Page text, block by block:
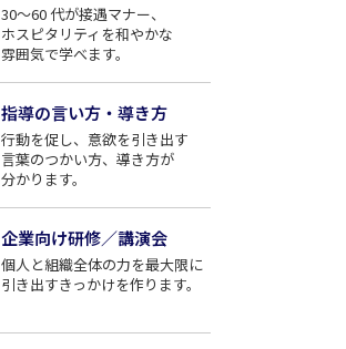
30〜60 代が接遇マナー、
ホスピタリティを和やかな
雰囲気で学べます。
指導の⾔い⽅・導き⽅
⾏動を促し、意欲を引き出す
⾔葉のつかい⽅、導き⽅が
分かります。
企業向け研修／講演会
個⼈と組織全体の⼒を最⼤限に
引き出すきっかけを作ります。